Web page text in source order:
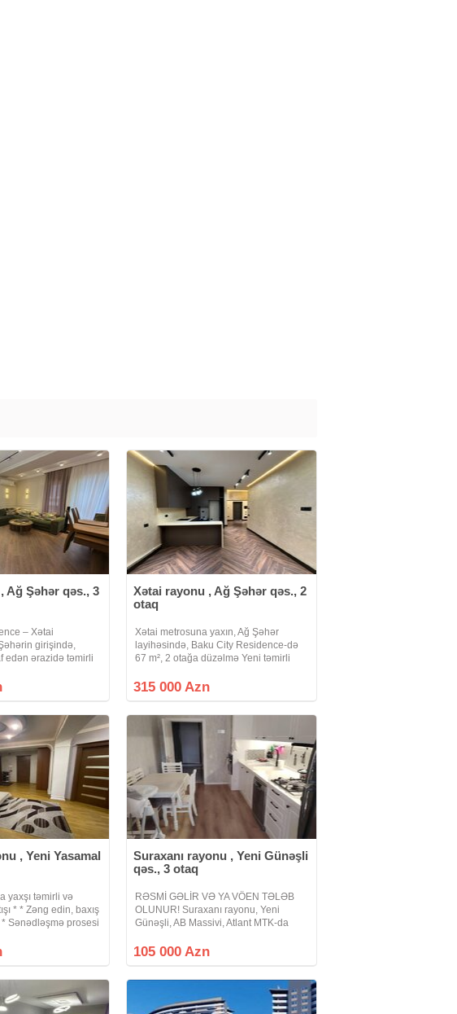
Ağ Şəhər qəs., 3
– Xətai
girişində,
edən ərazidə təmirli
Otaq sayı: 3
Xətai rayonu , Ağ Şəhər qəs., 2
otaq
Xətai metrosuna yaxın, Ağ Şəhər
layihəsində, Baku City Residence-də
67 m², 2 otağa düzəlmə Yeni təmirli
olunub Təmirdən sonra yaşayış
315 000 Azn
, Yeni Yasamal
yaxşı təmirli və
* * Zəng edin, baxış
Sənədləşmə prosesi
* Otaq Sayı : 2
Suraxanı rayonu , Yeni Günəşli
qəs., 3 otaq
RƏSMİ GƏLİR VƏ YA VÖEN TƏLƏB
OLUNUR! Suraxanı rayonu, Yeni
Günəşli, AB Massivi, Atlant MTK-da
mərtəbəli binanın 2-ci mərtəbəsində
105 000 Azn